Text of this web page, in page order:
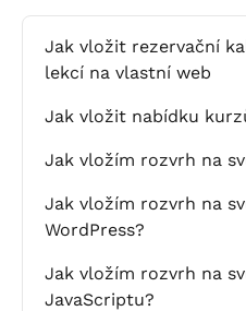
Jak vložit rezervační
lekcí na vlastní web
Jak vložit nabídku
Jak vložím rozvrh na
Jak vložím rozvrh na
WordPress?
Jak vložím rozvrh na
JavaScriptu?